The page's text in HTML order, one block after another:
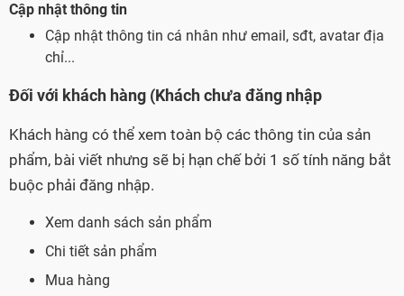
Cập nhật thông tin
Cập nhật thông tin cá nhân như email, sđt, avatar địa
chỉ...
Đối với khách hàng (Khách chưa đăng nhập
Khách hàng có thể xem toàn bộ các thông tin của sản
phẩm, bài viết nhưng sẽ bị hạn chế bởi 1 số tính năng bắt
buộc phải đăng nhập.
Xem danh sách sản phẩm
Chi tiết sản phẩm
Mua hàng